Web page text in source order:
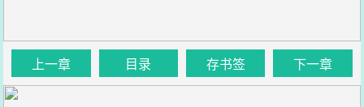
上一章 目录 存书签 下一章